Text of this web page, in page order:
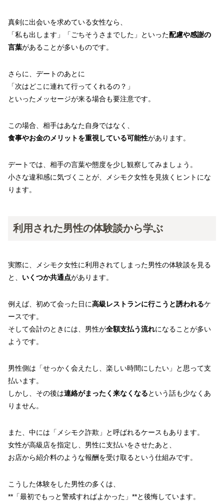
真剣に出会いを求めている女性なら、
「私も出します」「ごちそうさまでした」といった配慮や感謝の
言葉があることが多いものです。
さらに、デートのあとに
「次はどこに連れて行ってくれるの？」
といったメッセージが来る場合も要注意です。
この場合、相手はあなた自身ではなく、
食事やお金のメリットを重視している可能性があります。
デートでは、相手の言葉や態度を少し観察してみましょう。
小さな違和感に気づくことが、メシモク女性を見抜くヒントにな
ります。
利用された男性の体験談から学ぶ
実際に、メシモク女性に利用されてしまった男性の体験談を見る
と、 いくつか共通点があります。
例えば、初めて会った日に高級レストランに行こうと誘われるケ
ースです。
そして会計のときには、男性が全額支払う流れになることが多い
ようです。
男性側は「せっかく会えたし、楽しい時間にしたい」と思って支
払います。
しかし、その後は連絡がまったく来なくなるという話も少なくあ
りません。
また、中には「メシモク詐欺」と呼ばれるケースもあります。
女性が高級店を指定し、男性に支払いをさせたあと、
お店から紹介料のような報酬を受け取るという仕組みです。
こうした体験をした男性の多くは、
**「最初でもっと警戒すればよかった」**と後悔しています。